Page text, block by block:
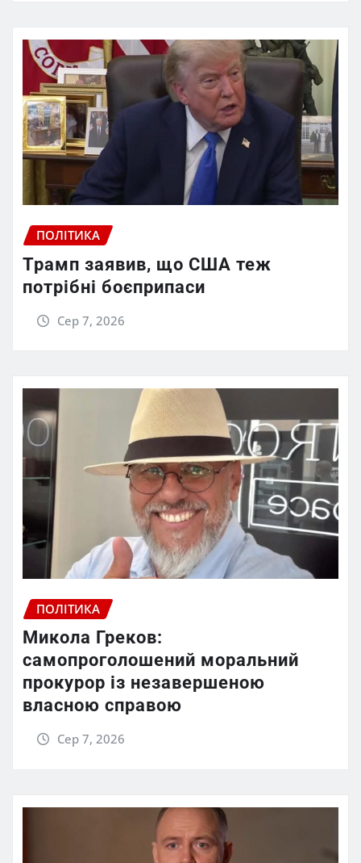
ПОЛІТИКА
Трамп заявив, що США теж
потрібні боєприпаси
Сер 7, 2026
ПОЛІТИКА
Микола Греков:
самопроголошений моральний
прокурор із незавершеною
власною справою
Сер 7, 2026